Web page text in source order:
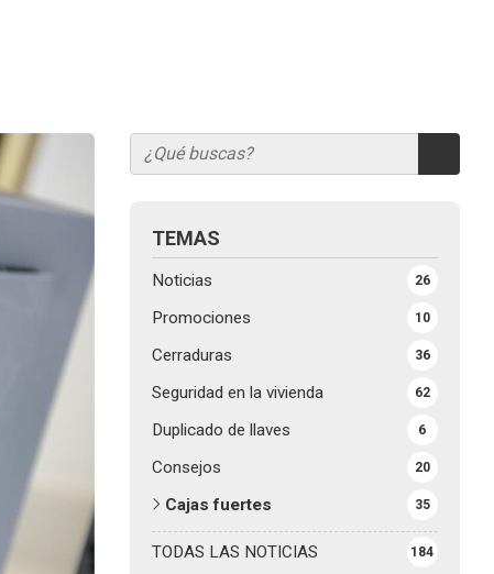
TEMAS
TODAS LAS NOTICIAS 184
Noticias 26
Promociones 10
Cerraduras 36
Seguridad en la vivienda 62
Duplicado de llaves 6
Consejos 20
Cajas fuertes 35